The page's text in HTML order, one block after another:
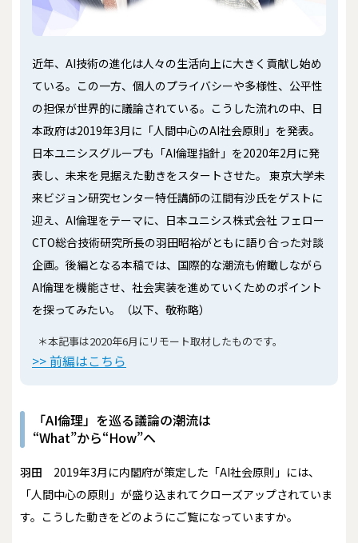
近年、AI技術の進化は人々の生活向上に大きく貢献し始め
ている。この一方、個人のプライバシーや多様性、公平性
の担保が世界的に議論されている。こうした流れの中、日
本政府は2019年3月に「人間中心のAI社会原則」を発表。
日本ユニシスグループも「AI倫理指針」を2020年2月に発
表し、未来を見据えた動きをスタートさせた。 東京大学未
来ビジョン研究センター特任講師の江間有沙氏をゲストに
迎え、AI倫理をテーマに、日本ユニシス株式会社 フェロー
CTO総合技術研究所長の羽田昭裕がともに語り合った対談
企画。後編となる本稿では、国際的な潮流も俯瞰しながら
AI倫理を機能させ、社会実装を進めていくためのポイント
を探ってみたい。（以下、敬称略）
＊本記事は2020年6月にリモート取材したものです。
>> 前編はこちら
「AI倫理」を巡る議論の潮流は
“What”から“How”へ
羽田 2019年3月に内閣府が策定した「AI社会原則」には、
「人間中心の原則」が盛り込まれてクローズアップされていま
す。こうした動きをどのようにご覧になっていますか。